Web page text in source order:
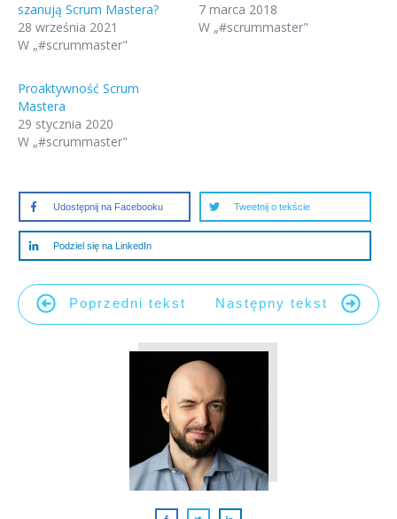
szanują Scrum Mastera?
28 września 2021
W „#scrummaster"
7 marca 2018
W „#scrummaster"
Proaktywność Scrum
Mastera
29 stycznia 2020
W „#scrummaster"
Udostępnij na Facebooku Tweetnij o tekście
Podziel się na LinkedIn
Poprzedni tekst Następny tekst